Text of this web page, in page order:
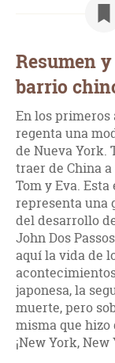
Resumen
barrio
En los primeros
regenta una
de Nueva York.
traer de China
Tom y Eva.
representa una
del desarrollo
John Dos
aquí la vida de
japonesa, la
muerte, pero
misma que
¡New York, New